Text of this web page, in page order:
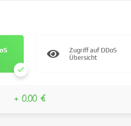
Zugriff auf DDoS
Übersicht
+ 0.00 €